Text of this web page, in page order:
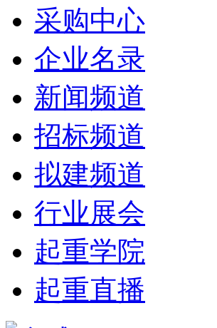
采购中心
企业名录
新闻频道
招标频道
拟建频道
行业展会
起重学院
起重直播